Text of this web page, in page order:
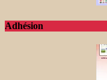
Adhésion